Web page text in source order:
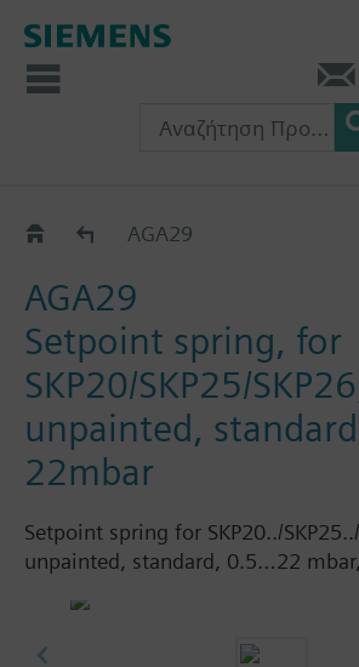
Κατάλογος
AGA29
AGA29
Setpoint spring, for
SKP20/SKP25/
unpainted,
22mbar
Setpoint spring for SKP20../
unpainted, standard, 0.5…22